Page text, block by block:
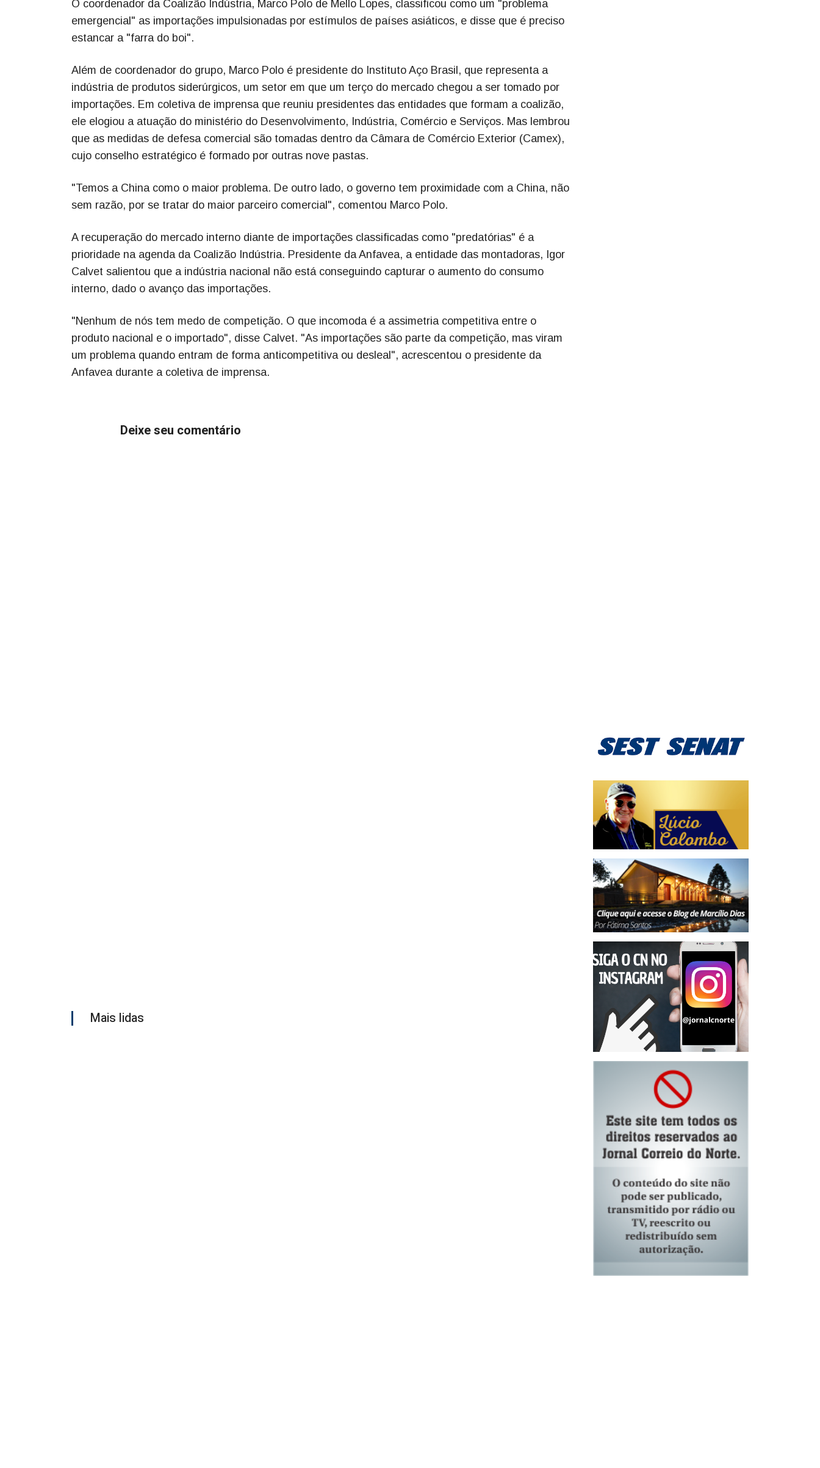
O coordenador da Coalizão Indústria, Marco Polo de Mello Lopes, classificou como um "problema
emergencial" as importações impulsionadas por estímulos de países asiáticos, e disse que é preciso
estancar a "farra do boi".
Além de coordenador do grupo, Marco Polo é presidente do Instituto Aço Brasil, que representa a
indústria de produtos siderúrgicos, um setor em que um terço do mercado chegou a ser tomado por
importações. Em coletiva de imprensa que reuniu presidentes das entidades que formam a coalizão,
ele elogiou a atuação do ministério do Desenvolvimento, Indústria, Comércio e Serviços. Mas lembrou
que as medidas de defesa comercial são tomadas dentro da Câmara de Comércio Exterior (Camex),
cujo conselho estratégico é formado por outras nove pastas.
"Temos a China como o maior problema. De outro lado, o governo tem proximidade com a China, não
sem razão, por se tratar do maior parceiro comercial", comentou Marco Polo.
A recuperação do mercado interno diante de importações classificadas como "predatórias" é a
prioridade na agenda da Coalizão Indústria. Presidente da Anfavea, a entidade das montadoras, Igor
Calvet salientou que a indústria nacional não está conseguindo capturar o aumento do consumo
interno, dado o avanço das importações.
"Nenhum de nós tem medo de competição. O que incomoda é a assimetria competitiva entre o
produto nacional e o importado", disse Calvet. "As importações são parte da competição, mas viram
um problema quando entram de forma anticompetitiva ou desleal", acrescentou o presidente da
Anfavea durante a coletiva de imprensa.
Deixe seu comentário
Mais lidas